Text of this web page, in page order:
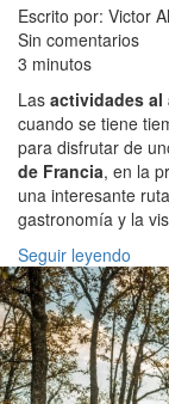
Escrito por: Victor
Sin comentarios
3 minutos
Las actividades al
cuando se tiene
para disfrutar de
de Francia, en la
una interesante
gastronomía y la
Seguir leyendo